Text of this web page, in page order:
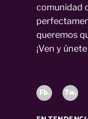
comunidad
queremos
¡Ven y
Fb. Tw.